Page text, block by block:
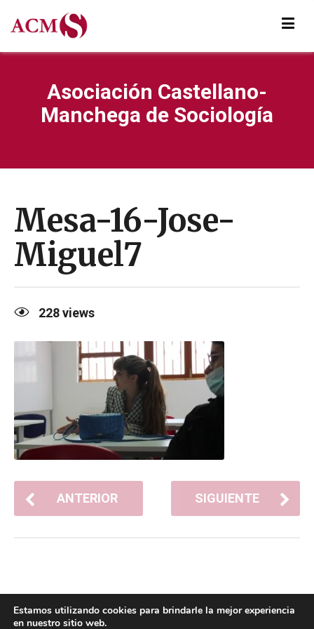
Asociación Castellano-
Manchega de Sociología
Mesa-16-Jose-
Miguel7
228views
ANTERIOR SIGUIENTE
Estamos utilizando cookies para brindarle la mejor experiencia
en nuestro sitio web.